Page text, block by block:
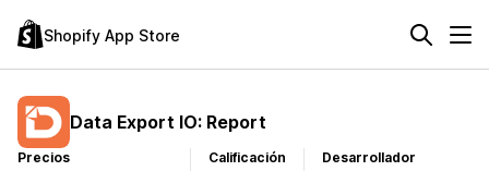
Shopify App Store
Data Export IO: Report
Precios
Calificación
Desarrollador